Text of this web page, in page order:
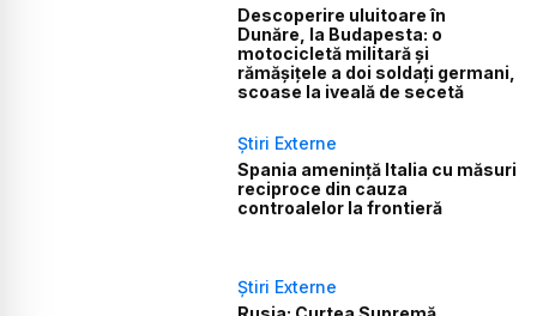
Descoperire uluitoare în
Dunăre, la Budapesta: o
motocicletă militară și
rămășițele a doi soldați germani,
scoase la iveală de secetă
Știri Externe
Spania amenință Italia cu măsuri
reciproce din cauza
controalelor la frontieră
Știri Externe